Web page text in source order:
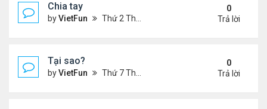
Chia tay
byVietFun Thứ 2 Tháng 12 06, 2021 1:07 pm
0
Trả lời
Tại sao?
byVietFun Thứ 7 Tháng 12 04, 2021 11:07 pm
0
Trả lời